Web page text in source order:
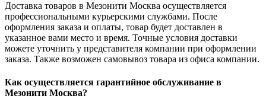
Доставка товаров в Мезонити Москва осуществляется
профессиональными курьерскими службами. После
оформления заказа и оплаты, товар будет доставлен в
указанное вами место и время. Точные условия доставки
можете уточнить у представителя компании при оформлении
заказа. Также возможен самовывоз товара из офиса компании.
Как осуществляется гарантийное обслуживание в
Мезонити Москва?